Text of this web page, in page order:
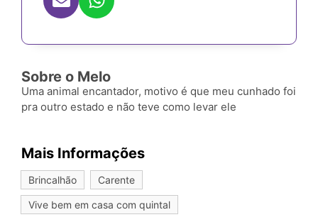
Sobre o Melo
Uma animal encantador, motivo é que meu cunhado foi
pra outro estado e não teve como levar ele
Mais Informações
Brincalhão Carente
Vive bem em casa com quintal